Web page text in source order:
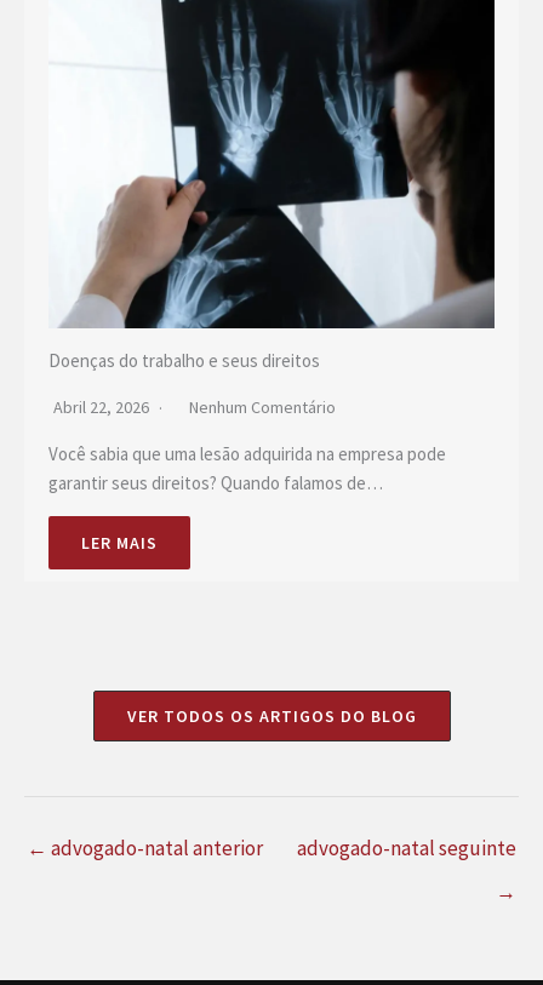
Doenças do trabalho e seus direitos
Abril 22, 2026 Nenhum Comentário
Você sabia que uma lesão adquirida na empresa pode
garantir seus direitos? Quando falamos de…
LER MAIS
VER TODOS OS ARTIGOS DO BLOG
← advogado-natal anterior
advogado-natal seguinte
→